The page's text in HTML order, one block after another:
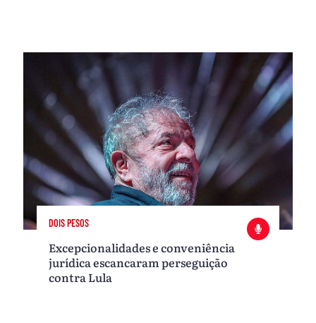
DOIS PESOS
Excepcionalidades e conveniência
jurídica escancaram perseguição
contra Lula